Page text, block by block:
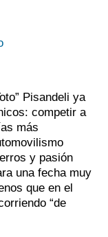
Pisandeli ya
competir a
más
y pasión
una fecha muy
que en el
“de